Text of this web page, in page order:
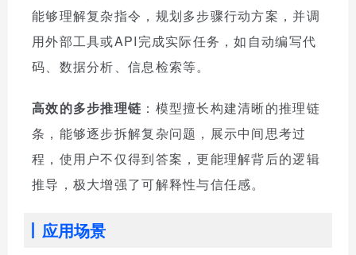
能够理解复杂指令，规划多步骤行动方案，并调
用外部工具或API完成实际任务，如自动编写代
码、数据分析、信息检索等。
高效的多步推理链 ：模型擅长构建清晰的推理链
条，能够逐步拆解复杂问题，展示中间思考过
程，使用户不仅得到答案，更能理解背后的逻辑
推导，极大增强了可解释性与信任感。
应用场景